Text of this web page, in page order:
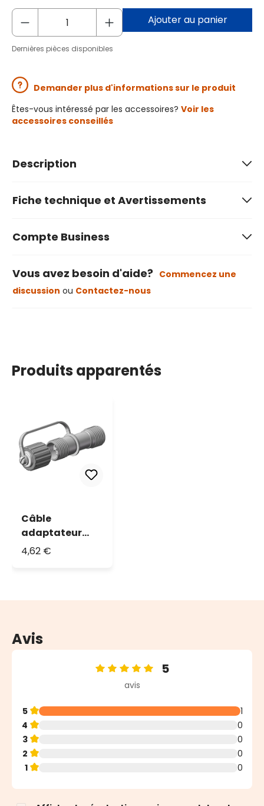
Ajouter au panier
Dernières pièces disponibles
Demander plus d'informations sur le produit
Êtes-vous intéressé par les accessoires? Voir les
accessoires conseillés
Description
Fiche technique et Avertissements
Compte Business
Vous avez besoin d'aide? Commencez une
discussion ou Contactez-nous
Produits apparentés
Câble
adaptateur
transparent
4,62 €
Avis
Note moyenne de 5 sur 5 étoiles
5
avis
5
1
4
0
3
0
2
0
1
0